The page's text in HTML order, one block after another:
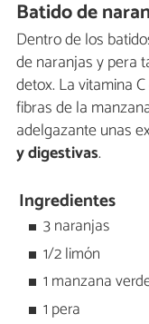
Batido de
Dentro de los
de naranjas y pera
detox. La vitamina
fibras de la
adelgazante unas
y digestivas.
Ingredientes
3 naranjas
1/2 limón
1 manzana
1 pera